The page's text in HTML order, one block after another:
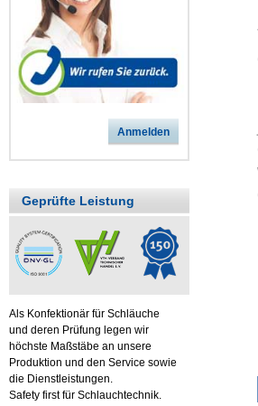
Anmelden
Geprüfte Leistung
Als Konfektionär für Schläuche
und deren Prüfung legen wir
höchste Maßstäbe an unsere
Produktion und den Service sowie
die Dienstleistungen.
Safety first für Schlauchtechnik.